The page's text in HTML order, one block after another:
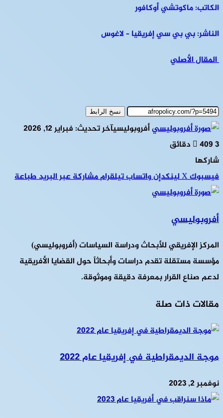
الكاتب: ماكوتشي أوكافور
الناشر: بي بي سي إفريقيا – لاغوس
المقال الأصلي
نسخ الرابط
أفروبوليسيآخر تحديث: فبراير 12, 2026
4093 دقائق
شاركها
فيسبوك‫Xلينكدإنواتسابتيلقراممشاركة عبر البريدطباعة
أفروبوليسي
المركز الإفريقي للأبحاث ودراسة السياسات (أفروبوليسي)
مؤسسة مستقلة تقدم دراسات وأبحاثاً حول القضايا الأفريقية
لدعم صناع القرار بمعرفة دقيقة وموثوقة.
مقالات ذات صلة
موجة الديمقراطية في إفريقيا عام 2022
نوفمبر 2, 2023